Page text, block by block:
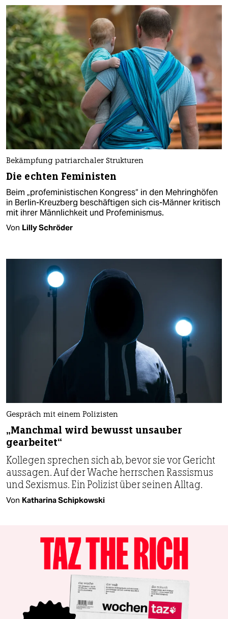
Bekämpfung patriarchaler Strukturen
Die echten Feministen
Beim „profeministischen Kongress“ in den Mehringhöfen
in Berlin-Kreuzberg beschäftigen sich cis-Männer kritisch
mit ihrer Männlichkeit und Profeminismus.
Von Lilly Schröder
Gespräch mit einem Polizisten
„Manchmal wird bewusst unsauber
gearbeitet“
Kollegen sprechen sich ab, bevor sie vor Gericht
aussagen. Auf der Wache herrschen Rassismus
und Sexismus. Ein Polizist über seinen Alltag.
Von Katharina Schipkowski